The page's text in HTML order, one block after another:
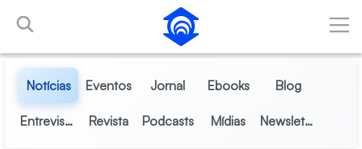
Pular para o Conteúdo principal
Notícias Eventos Jornal Ebooks Blog
Entrevistas Revista Podcasts Mídias Newsletter